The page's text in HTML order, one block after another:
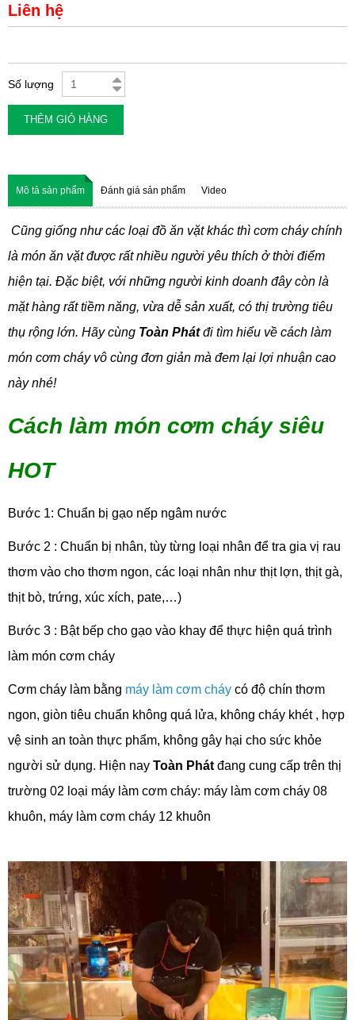
Liên hệ
Số lượng
THÊM GIỎ HÀNG
Mô tả sản phẩm Đánh giá sản phẩm Video
Cũng giống như các loại đồ ăn vặt khác thì cơm cháy chính
là món ăn vặt được rất nhiều người yêu thích ở thời điểm
hiện tại. Đặc biệt, với những người kinh doanh đây còn là
mặt hàng rất tiềm năng, vừa dễ sản xuất, có thị trường tiêu
thụ rộng lớn. Hãy cùng Toàn Phátđi tìm hiểu về cách làm
món cơm cháy vô cùng đơn giản mà đem lại lợi nhuận cao
này nhé!
Cách làm món cơm cháy siêu
HOT
Bước 1: Chuẩn bị gạo nếp ngâm nước
Bước 2 : Chuẩn bị nhân, tùy từng loại nhân để tra gia vị rau
thơm vào cho thơm ngon, các loại nhân như thịt lợn, thịt gà,
thịt bò, trứng, xúc xích, pate,…)
Bước 3 : Bật bếp cho gạo vào khay để thực hiện quá trình
làm món cơm cháy
Cơm cháy làm bằng máy làm cơm cháy có độ chín thơm
ngon, giòn tiêu chuẩn không quá lửa, không cháy khét , hợp
vệ sinh an toàn thực phẩm, không gây hại cho sức khỏe
người sử dụng. Hiện nay Toàn Phát đang cung cấp trên thị
trường 02 loại máy làm cơm cháy: máy làm cơm cháy 08
khuôn, máy làm cơm cháy 12 khuôn